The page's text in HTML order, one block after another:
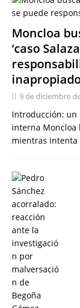
Moncloa
‘caso
9 de diciembre
Introducción:
interna Moncloa
mientras intenta